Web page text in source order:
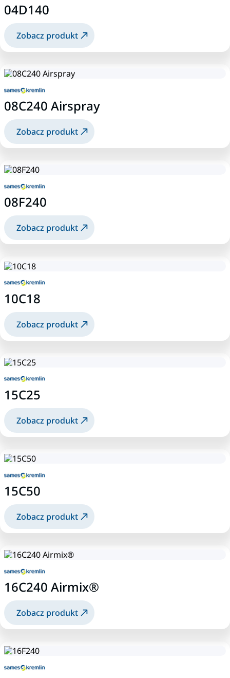
04D140
Zobacz produkt
08C240 Airspray
Zobacz produkt
08F240
Zobacz produkt
10C18
Zobacz produkt
15C25
Zobacz produkt
15C50
Zobacz produkt
16C240 Airmix®
Zobacz produkt